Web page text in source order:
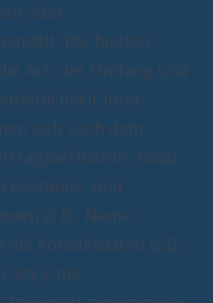
oder
Die hierbei
Art, der Umfang und
ihrer
sich nach dem
Dazu
Bestands- und
(z.B., Name,
die Kontaktdaten (z.B.,
etc.), die